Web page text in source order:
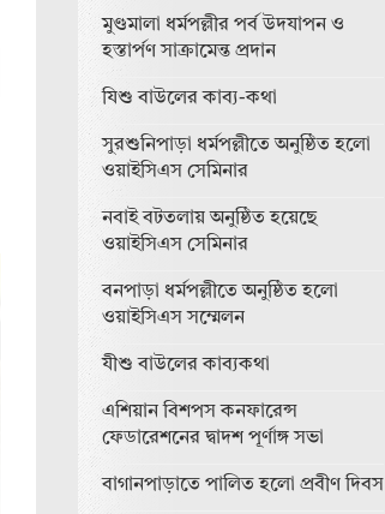
মুণ্ডমালা ধর্মপল্লীর পর্ব উদযাপন ও
হস্তার্পণ সাক্রামেন্ত প্রদান
যিশু বাউলের কাব্য-কথা
সুরশুনিপাড়া ধর্মপল্লীতে অনুষ্ঠিত হলো
ওয়াইসিএস সেমিনার
নবাই বটতলায় অনুষ্ঠিত হয়েছে
ওয়াইসিএস সেমিনার
বনপাড়া ধর্মপল্লীতে অনুষ্ঠিত হলো
ওয়াইসিএস সম্মেলন
যীশু বাউলের কাব্যকথা
এশিয়ান বিশপস কনফারেন্স
ফেডারেশনের দ্বাদশ পূর্ণাঙ্গ সভা
বাগানপাড়াতে পালিত হলো প্রবীণ দিবস